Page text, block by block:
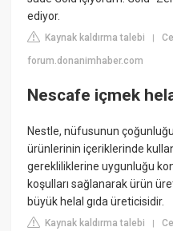
ediyor.
Kaynak kaldırma talebi |
forum.donanimhaber.com
Nescafe içmek
Nestle, nüfusunun
ürünlerinin içeriklerinde
gerekliliklerine uygunluğu
koşulları sağlanarak ürün
büyük helal gıda üreticisidir.
Kaynak kaldırma talebi |